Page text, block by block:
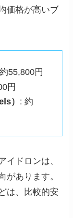
価格が高いブ
55,800円
円
） : 約
イドロンは、
があります。
は、比較的安